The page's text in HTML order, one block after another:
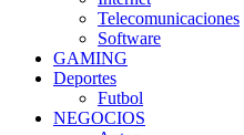
Telecomunicaciones
Software
GAMING
Deportes
Futbol
NEGOCIOS